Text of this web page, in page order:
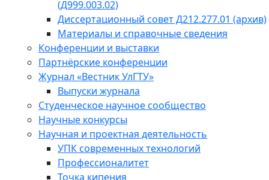
(Д999.003.02)
Диссертационный совет Д212.277.01 (архив)
Материалы и справочные сведения
Конференции и выставки
Партнёрские конференции
Журнал «Вестник УлГТУ»
Выпуски журнала
Студенческое научное сообщество
Научные конкурсы
Научная и проектная деятельность
УПК современных технологий
Профессионалитет
Точка кипения